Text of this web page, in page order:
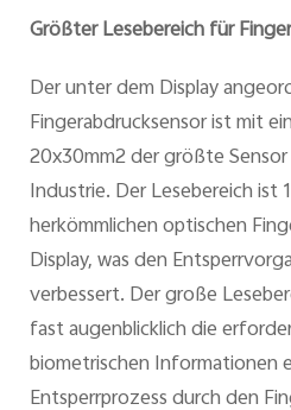
Größter Lesebereich für
Der unter dem Display
Fingerabdrucksensor ist mit
20x30mm2 der größte
Industrie. Der Lesebereich ist
herkömmlichen optischen
Display, was den
verbessert. Der große
fast augenblicklich die
biometrischen Informationen
Entsperrprozess durch den